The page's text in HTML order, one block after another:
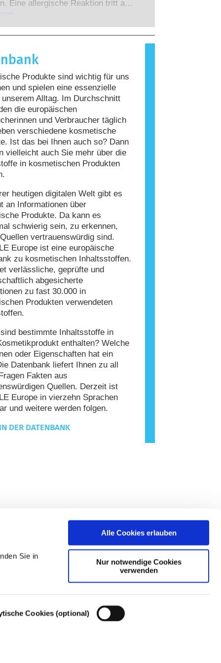
Sie in
Cookies (optional)
Alle Cookies erlauben
Nur notwendige Cookies
verwenden
denen die Unternehmen
sind, decken alle
des Hormonsystems.
Eine allergische Reaktion tritt auf,
einer Person auf
Ein Stoff, der eine allergische
wird als Allergen
Kosmetika und
die bei manchen Menschen eine
können. Das bedeutet jedoch
das Produkt für andere Personen
ist.
Produkte sind wichtig für uns
und spielen eine essenzielle
unserem Alltag. Im Durchschnitt
die europäischen
und Verbraucher täglich
verschiedene kosmetische
Ist das bei Ihnen auch so? Dann
vielleicht auch Sie mehr über die
in kosmetischen Produkten
heutigen digitalen Welt gibt es
an Informationen über
Produkte. Da kann es
schwierig sein, zu erkennen,
vertrauenswürdig sind.
Europe ist eine europäische
zu kosmetischen Inhaltsstoffen.
verlässliche, geprüfte und
abgesicherte
zu fast 30.000 in
Produkten verwendeten
bestimmte Inhaltsstoffe in
enthalten? Welche
oder Eigenschaften hat ein
Datenbank liefert Ihnen zu all
Fakten aus
Quellen. Derzeit ist
Europe in vierzehn Sprachen
und weitere werden folgen.
DER DATENBANK
Einstellungen – Cookie-Richtlinie